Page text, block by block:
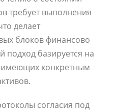
требует выполнения
делает
блоков финансово
подход базируется на
имеющих конкретным
согласия под